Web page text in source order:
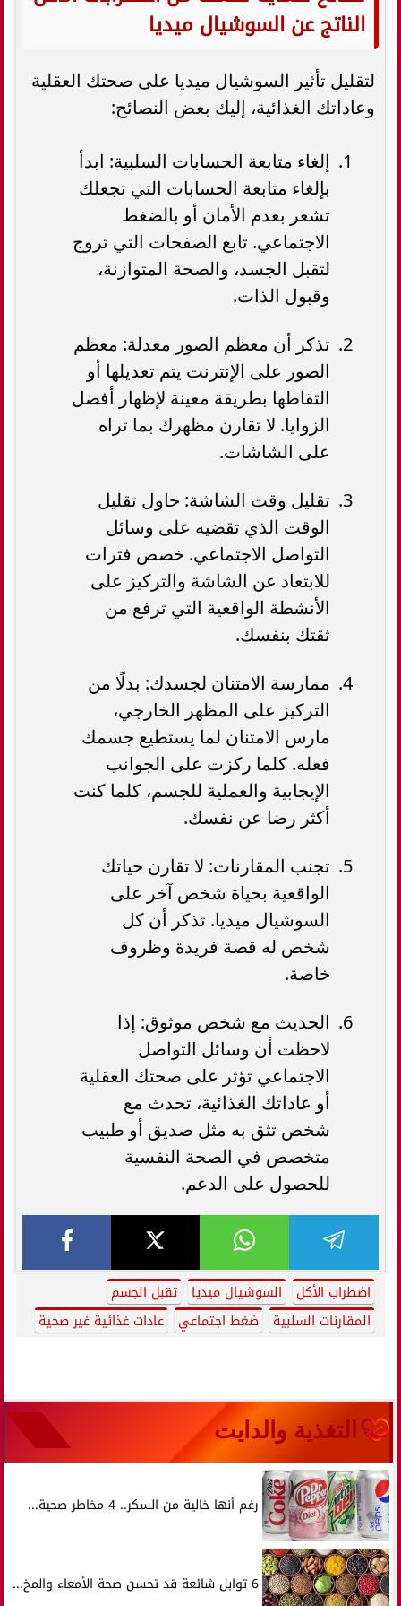
الناتج عن السوشيال ميديا
لتقليل تأثير السوشيال ميديا على صحتك العقلية
وعاداتك الغذائية، إليك بعض النصائح:
إلغاء متابعة الحسابات السلبية: ابدأ
بإلغاء متابعة الحسابات التي تجعلك
تشعر بعدم الأمان أو بالضغط
الاجتماعي. تابع الصفحات التي تروج
لتقبل الجسد، والصحة المتوازنة،
وقبول الذات.
تذكر أن معظم الصور معدلة: معظم
الصور على الإنترنت يتم تعديلها أو
التقاطها بطريقة معينة لإظهار أفضل
الزوايا. لا تقارن مظهرك بما تراه
على الشاشات.
تقليل وقت الشاشة: حاول تقليل
الوقت الذي تقضيه على وسائل
التواصل الاجتماعي. خصص فترات
للابتعاد عن الشاشة والتركيز على
الأنشطة الواقعية التي ترفع من
ثقتك بنفسك.
ممارسة الامتنان لجسدك: بدلًا من
التركيز على المظهر الخارجي،
مارس الامتنان لما يستطيع جسمك
فعله. كلما ركزت على الجوانب
الإيجابية والعملية للجسم، كلما كنت
أكثر رضا عن نفسك.
تجنب المقارنات: لا تقارن حياتك
الواقعية بحياة شخص آخر على
السوشيال ميديا. تذكر أن كل
شخص له قصة فريدة وظروف
خاصة.
الحديث مع شخص موثوق: إذا
لاحظت أن وسائل التواصل
الاجتماعي تؤثر على صحتك العقلية
أو عاداتك الغذائية، تحدث مع
شخص تثق به مثل صديق أو طبيب
متخصص في الصحة النفسية
للحصول على الدعم.
اضطراب الأكل السوشيال ميديا
تقبل الجسم
المقارنات السلبية
ضغط اجتماعي عادات غذائية غير صحية
التغذية والدايت
رغم أنها خالية من السكر.. 4 مخاطر صحية...
6 توابل شائعة قد تحسن صحة الأمعاء والمخ...